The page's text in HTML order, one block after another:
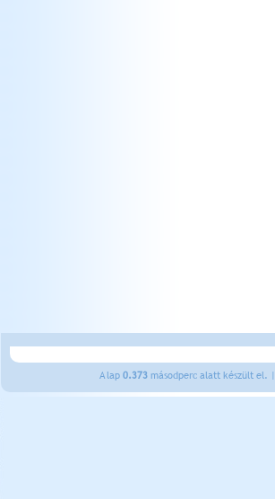
A lap 0.373 másodperc alatt készült el. |